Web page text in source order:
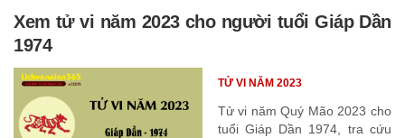
Xem tử vi năm 2023 cho người tuổi Giáp Dần
1974
Tử vi năm Quý Mão 2023 cho
tuổi Giáp Dần 1974, tra cứu
TỬ VI NĂM 2023